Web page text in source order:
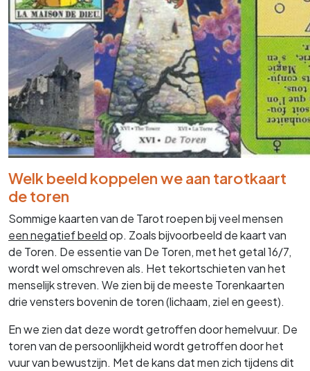
Welk beeld koppelen we aan tarotkaart
de toren
Sommige kaarten van de Tarot roepen bij veel mensen
een negatief beeldop. Zoals bijvoorbeeld de kaart van
de Toren. De essentie van De Toren, met het getal 16/7,
wordt wel omschreven als. Het tekortschieten van het
menselijk streven. We zien bij de meeste Torenkaarten
drie vensters bovenin de toren (lichaam, ziel en geest).
En we zien dat deze wordt getroffen door hemelvuur. De
toren van de persoonlijkheid wordt getroffen door het
vuur van bewustzijn. Met de kans dat men zich tijdens dit